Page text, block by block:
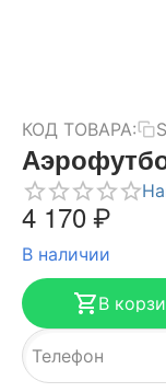
КОД ТОВАРА:
4 170₽
В наличии
В